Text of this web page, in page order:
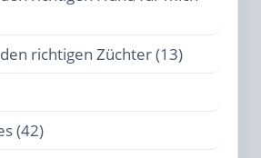
richtigen Züchter (13)
(42)